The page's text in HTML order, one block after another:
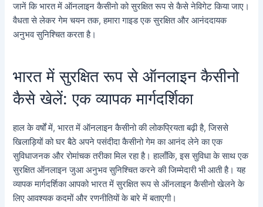
जानें कि भारत में ऑनलाइन कैसीनो को सुरक्षित रूप से कैसे नेविगेट किया जाए।
वैधता से लेकर गेम चयन तक, हमारा गाइड एक सुरक्षित और आनंददायक
अनुभव सुनिश्चित करता है।
भारत में सुरक्षित रूप से ऑनलाइन कैसीनो
कैसे खेलें: एक व्यापक मार्गदर्शिका
हाल के वर्षों में, भारत में ऑनलाइन कैसीनो की लोकप्रियता बढ़ी है, जिससे
खिलाड़ियों को घर बैठे अपने पसंदीदा कैसीनो गेम का आनंद लेने का एक
सुविधाजनक और रोमांचक तरीका मिल रहा है। हालाँकि, इस सुविधा के साथ एक
सुरक्षित ऑनलाइन जुआ अनुभव सुनिश्चित करने की जिम्मेदारी भी आती है। यह
व्यापक मार्गदर्शिका आपको भारत में सुरक्षित रूप से ऑनलाइन कैसीनो खेलने के
लिए आवश्यक कदमों और रणनीतियों के बारे में बताएगी।